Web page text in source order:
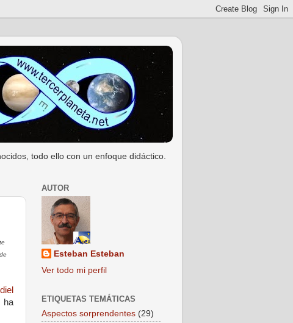
todo ello con un enfoque didáctico.
ha
AUTOR
Esteban Esteban
Ver todo mi perfil
ETIQUETAS TEMÁTICAS
Aspectos sorprendentes (29)